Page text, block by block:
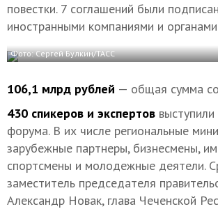
повестки. 7 соглашений были
иностранными компаниями и
Фото: Сергей Булкин/ТАСС
106,1 млрд рублей — общая сумма
430 спикеров и экспертов
форума. В их числе региональные
зарубежные партнеры, бизнесмены,
спортсмены и молодежные деятели.
заместитель председателя
Александр Новак, глава Чеченской